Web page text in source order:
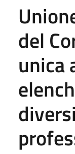
del
unica